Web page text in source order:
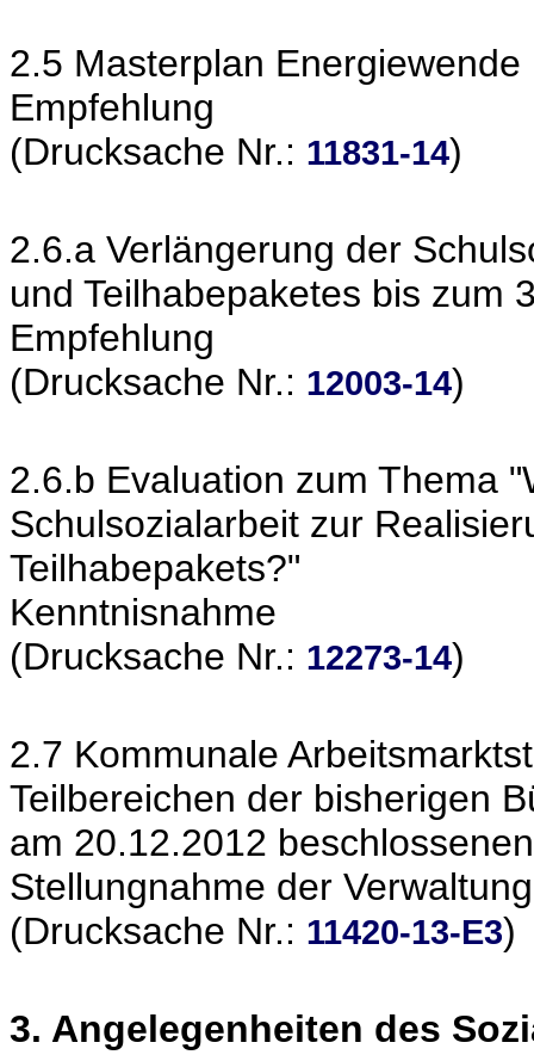
2.5 Masterplan Energiewende
Empfehlung
(Drucksache Nr.: 11831-14)
2.6.a Verlängerung der
und Teilhabepaketes bis zum
Empfehlung
(Drucksache Nr.: 12003-14)
2.6.b Evaluation zum Thema
Schulsozialarbeit zur
Teilhabepakets?"
Kenntnisnahme
(Drucksache Nr.: 12273-14)
2.7 Kommunale
Teilbereichen der bisherigen
am 20.12.2012
Stellungnahme der Verwaltung
(Drucksache Nr.: 11420-13-E3)
3. Angelegenheiten des